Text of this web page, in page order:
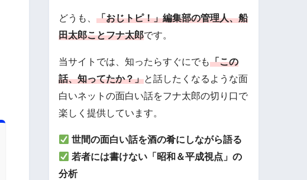
どうも、 「おじトピ！」編集部の管理人、船
田太郎ことフナ太郎です。
当サイトでは、知ったらすぐにでも「この
話、知ってたか？」と話したくなるような面
白いネットの面白い話をフナ太郎の切り口で
楽しく提供しています。
世間の面白い話を酒の肴にしながら語る
若者には書けない「昭和＆平成視点」の
分析